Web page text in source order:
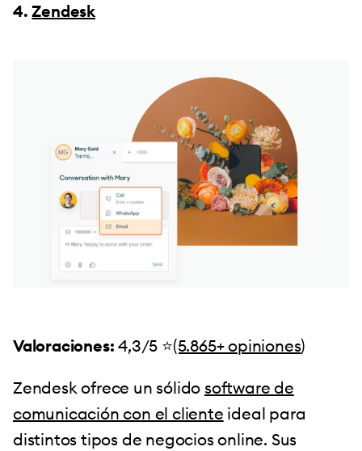
4.Zendesk
Valoraciones: 4,3/5 ⭐️(5.865+ opiniones)
Zendesk ofrece un sólido software de
comunicación con el cliente ideal para
distintos tipos de negocios online. Sus